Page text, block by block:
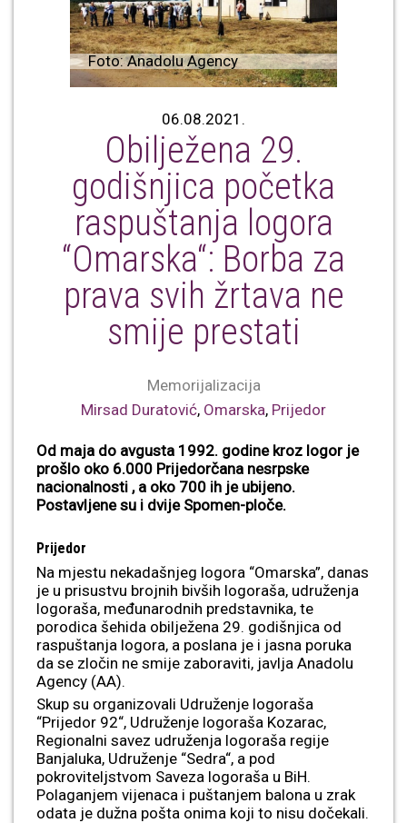
Foto: Anadolu Agency
06.08.2021.
Obilježena 29.
godišnjica početka
raspuštanja logora
“Omarska“: Borba za
prava svih žrtava ne
smije prestati
Memorijalizacija
Mirsad Duratović, Omarska, Prijedor
Od maja do avgusta 1992. godine kroz logor je
prošlo oko 6.000 Prijedorčana nesrpske
nacionalnosti , a oko 700 ih je ubijeno.
Postavljene su i dvije Spomen-ploče.
Prijedor
Na mjestu nekadašnjeg logora “Omarska”, danas
je u prisustvu brojnih bivših logoraša, udruženja
logoraša, međunarodnih predstavnika, te
porodica šehida obilježena 29. godišnjica od
raspuštanja logora, a poslana je i jasna poruka
da se zločin ne smije zaboraviti, javlja Anadolu
Agency (AA).
Skup su organizovali Udruženje logoraša
“Prijedor 92“, Udruženje logoraša Kozarac,
Regionalni savez udruženja logoraša regije
Banjaluka, Udruženje “Sedra“, a pod
pokroviteljstvom Saveza logoraša u BiH.
Polaganjem vijenaca i puštanjem balona u zrak
odata je dužna pošta onima koji to nisu dočekali.